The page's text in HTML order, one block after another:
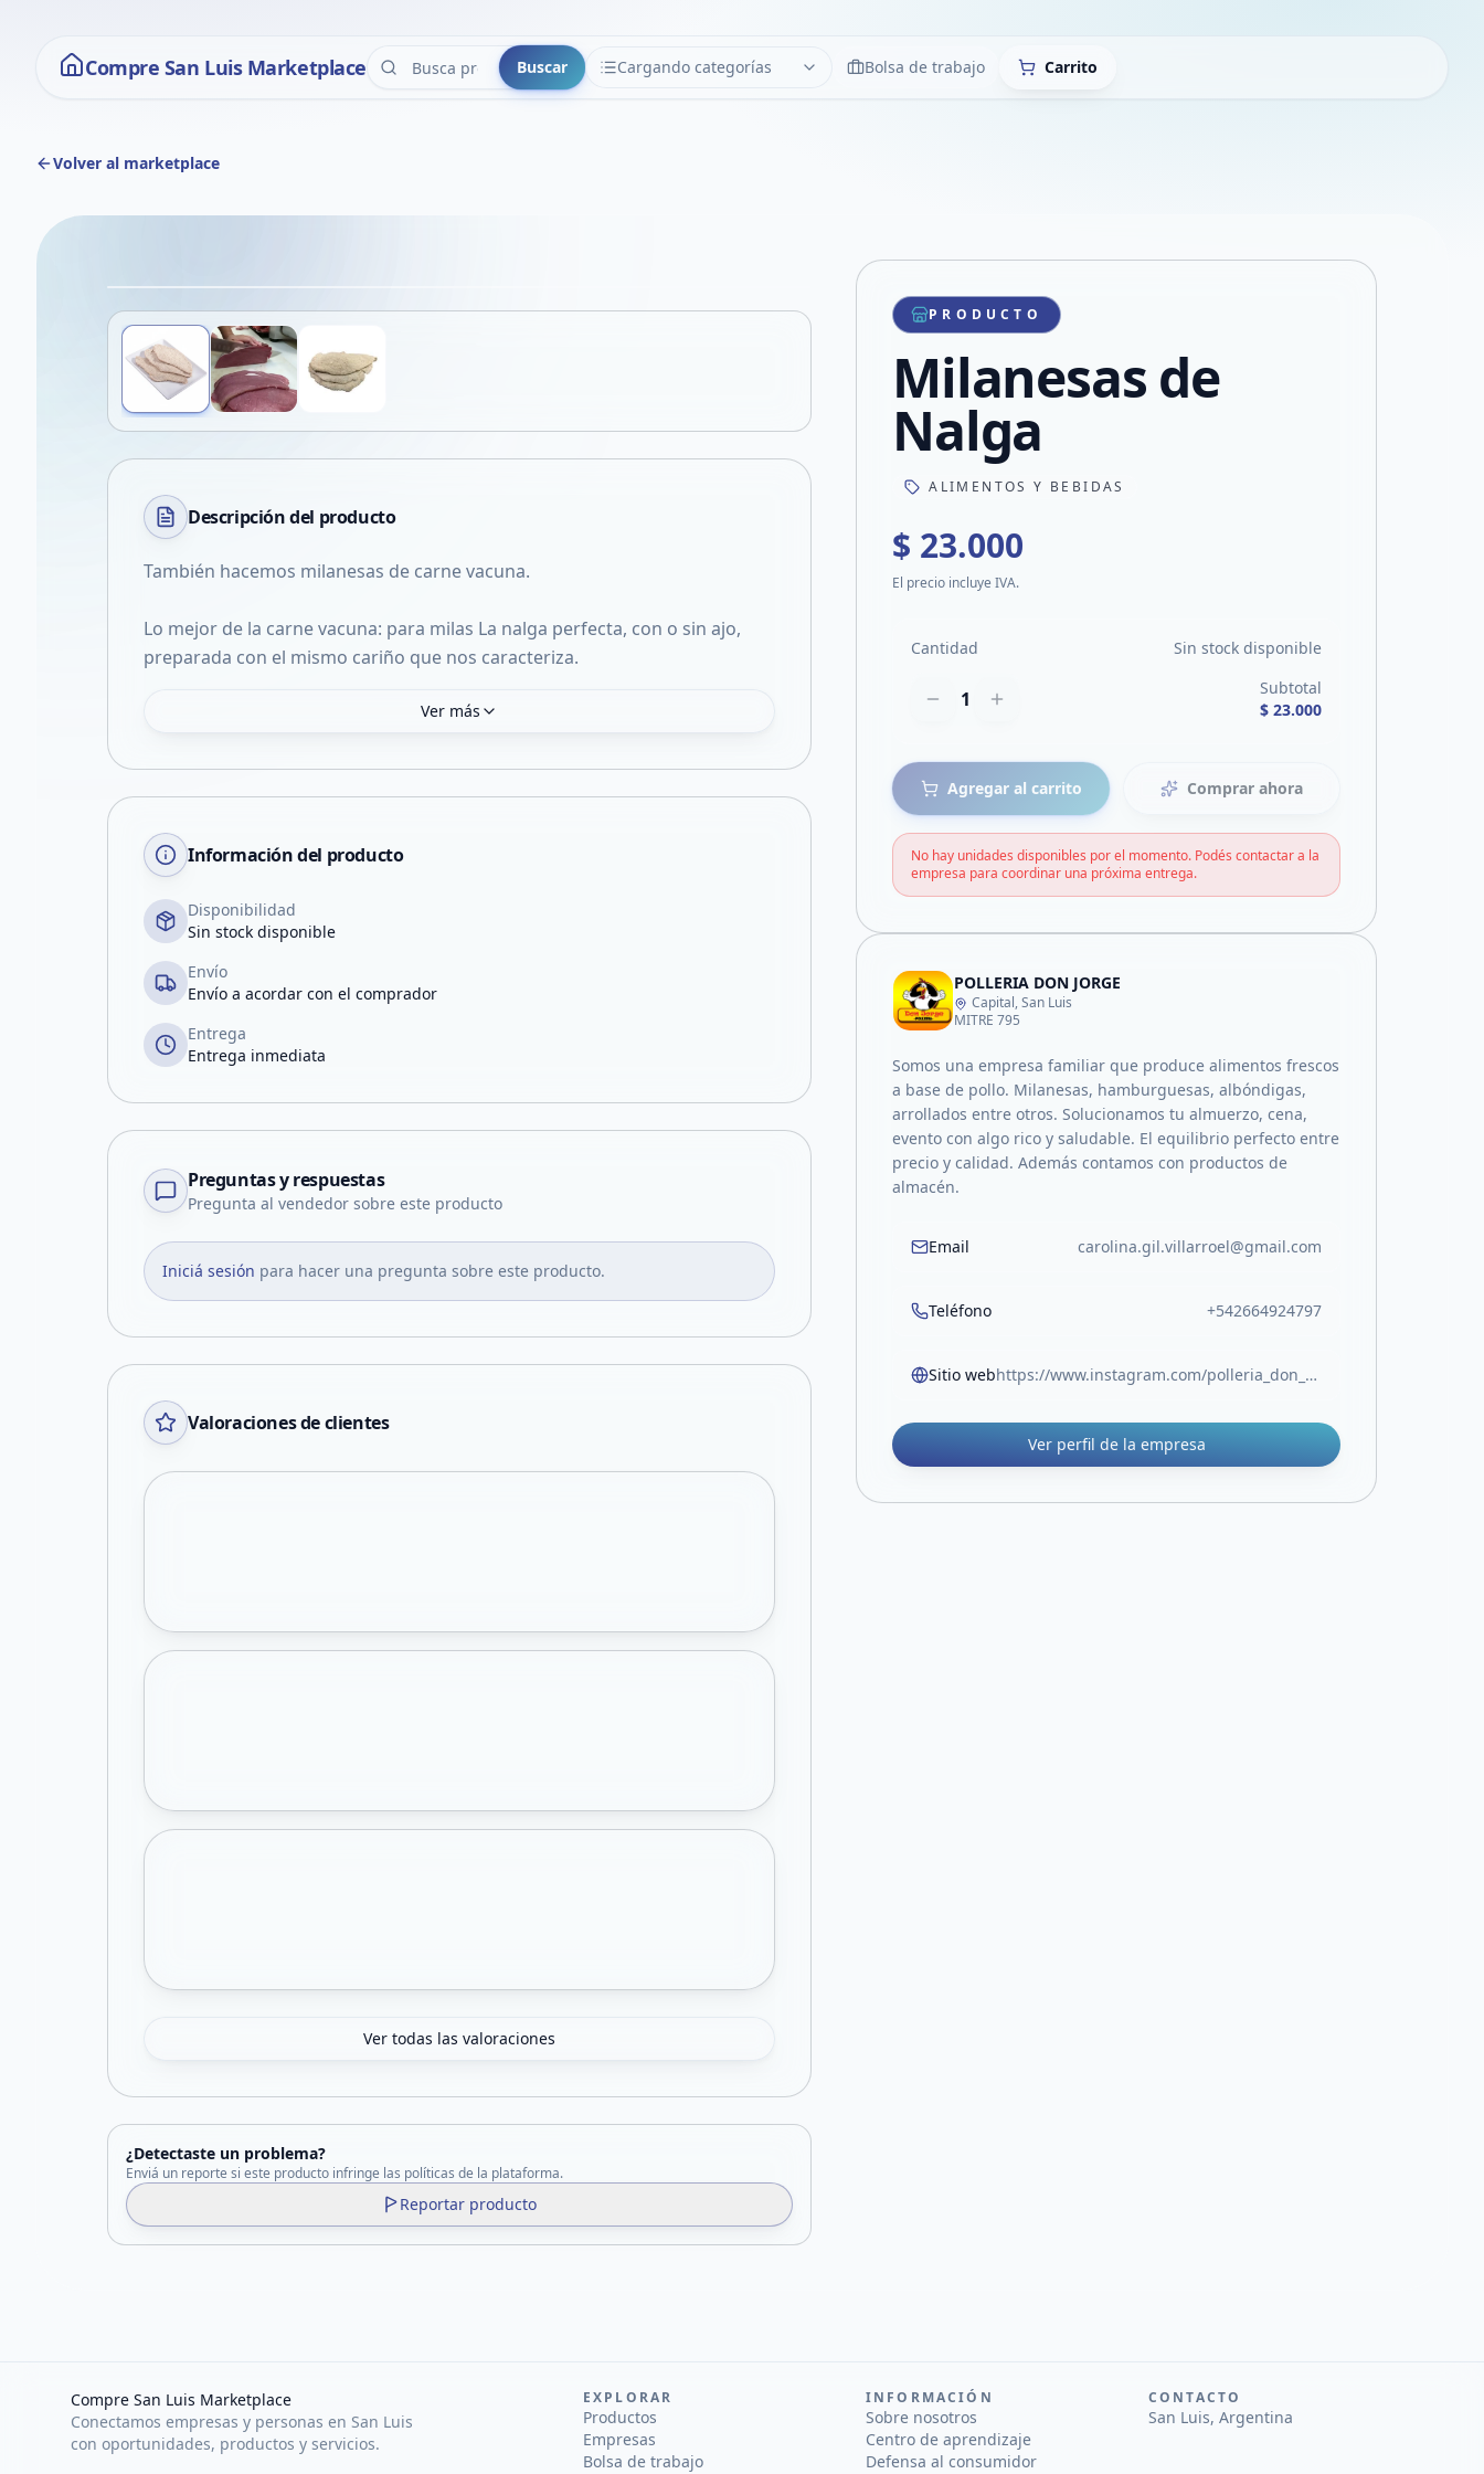
Compre San Luis Marketplace Buscar Cargando categorías
CATEGORÍAS LimpiarBolsa de trabajo Carrito
Volver al marketplace
Compartir producto
Compartir por WhatsApp
Compartir por mail
Compartir en Facebook
Compartir en X
Descripción del producto
También hacemos milanesas de carne vacuna.
Lo mejor de la carne vacuna: para milas La nalga perfecta, con o sin ajo,
preparada con el mismo cariño que nos caracteriza.
Ver más
Información del producto
Disponibilidad
Sin stock disponible
Envío
Envío a acordar con el comprador
Entrega
Entrega inmediata
Preguntas y respuestas
Pregunta al vendedor sobre este producto
Iniciá sesión para hacer una pregunta sobre este producto.
Valoraciones de clientes
Ver todas las valoraciones
¿Detectaste un problema?
Enviá un reporte si este producto infringe las políticas de la plataforma.
Reportar producto
PRODUCTO
Milanesas de
Nalga
ALIMENTOS Y BEBIDAS
$ 23.000
El precio incluye IVA.
Cantidad Sin stock disponible
1
Subtotal
$ 23.000
Agregar al carrito Comprar ahora
No hay unidades disponibles por el momento. Podés contactar a la
empresa para coordinar una próxima entrega.
POLLERIA DON JORGE
Capital, San Luis
MITRE 795
Somos una empresa familiar que produce alimentos frescos
a base de pollo. Milanesas, hamburguesas, albóndigas,
arrollados entre otros. Solucionamos tu almuerzo, cena,
evento con algo rico y saludable. El equilibrio perfecto entre
precio y calidad. Además contamos con productos de
almacén.
Email carolina.gil.villarroel@gmail.com
Teléfono +542664924797
Sitio web https://www.instagram.com/polleria_don_jorge/
Ver perfil de la empresa
Compre San Luis Marketplace
Conectamos empresas y personas en San Luis
con oportunidades, productos y servicios.
EXPLORAR
Productos
Empresas
Bolsa de trabajo
INFORMACIÓN
Sobre nosotros
Centro de aprendizaje
Defensa al consumidor
CONTACTO
San Luis, Argentina